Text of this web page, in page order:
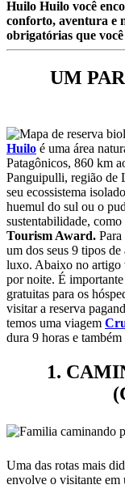
Huilo Huilo você
conforto, aventura e
obrigatórias que
UM
Huilo é uma área
Patagônicos, 860 km
Panguipulli, região de
seu ecossistema
huemul do sul ou o
sustentabilidade,
Tourism Award.
um dos seus 9 tipos
luxo. Abaixo no artigo
por noite. É importante
gratuitas para os
visitar a reserva
temos uma viagem
dura 9 horas e
1.
Uma das rotas mais
envolve o visitante em